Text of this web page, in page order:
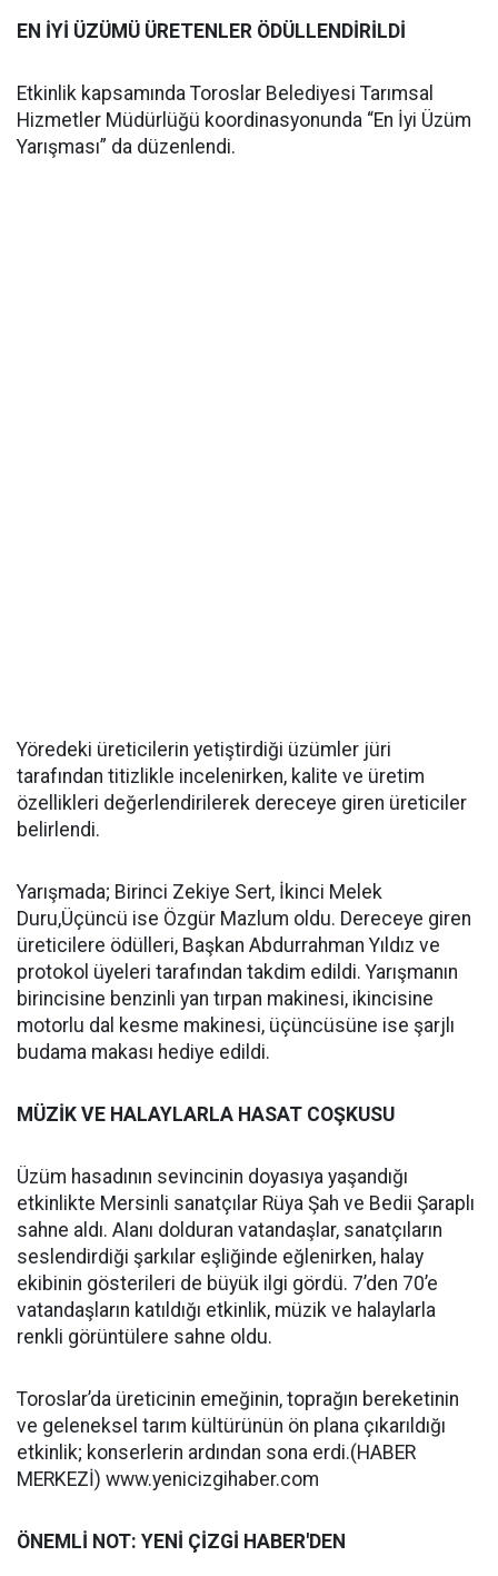
EN İYİ ÜZÜMÜ ÜRETENLER ÖDÜLLENDİRİLDİ
Etkinlik kapsamında Toroslar Belediyesi Tarımsal
Hizmetler Müdürlüğü koordinasyonunda “En İyi Üzüm
Yarışması” da düzenlendi.
Yöredeki üreticilerin yetiştirdiği üzümler jüri
tarafından titizlikle incelenirken, kalite ve üretim
özellikleri değerlendirilerek dereceye giren üreticiler
belirlendi.
Yarışmada; Birinci Zekiye Sert, İkinci Melek
Duru,Üçüncü ise Özgür Mazlum oldu. Dereceye giren
üreticilere ödülleri, Başkan Abdurrahman Yıldız ve
protokol üyeleri tarafından takdim edildi. Yarışmanın
birincisine benzinli yan tırpan makinesi, ikincisine
motorlu dal kesme makinesi, üçüncüsüne ise şarjlı
budama makası hediye edildi.
MÜZİK VE HALAYLARLA HASAT COŞKUSU
Üzüm hasadının sevincinin doyasıya yaşandığı
etkinlikte Mersinli sanatçılar Rüya Şah ve Bedii Şaraplı
sahne aldı. Alanı dolduran vatandaşlar, sanatçıların
seslendirdiği şarkılar eşliğinde eğlenirken, halay
ekibinin gösterileri de büyük ilgi gördü. 7’den 70’e
vatandaşların katıldığı etkinlik, müzik ve halaylarla
renkli görüntülere sahne oldu.
Toroslar’da üreticinin emeğinin, toprağın bereketinin
ve geleneksel tarım kültürünün ön plana çıkarıldığı
etkinlik; konserlerin ardından sona erdi.(HABER
MERKEZİ) www.yenicizgihaber.com
ÖNEMLİ NOT: YENİ ÇİZGİ HABER'DEN